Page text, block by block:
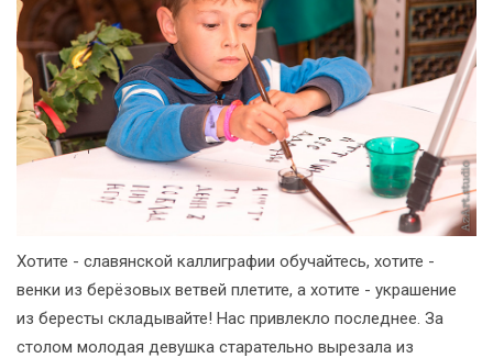
Хотите - славянской каллиграфии обучайтесь, хотите -
венки из берёзовых ветвей плетите, а хотите - украшение
из бересты складывайте! Нас привлекло последнее. За
столом молодая девушка старательно вырезала из